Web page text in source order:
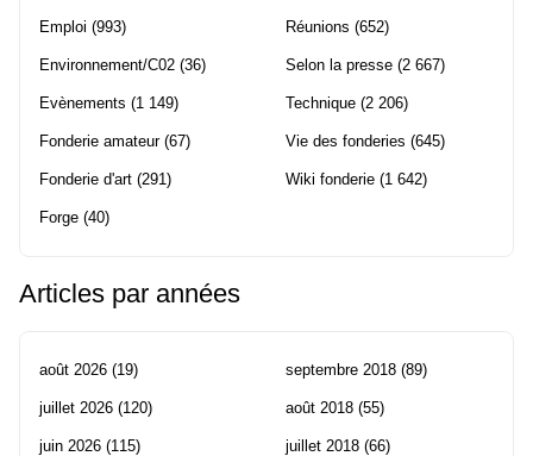
Emploi (993)
Environnement/C02 (36)
Evènements (1 149)
Fonderie amateur(67)
Fonderie d'art (291)
Forge (40)
Réunions (652)
Selon la presse (2 667)
Technique (2 206)
Vie des fonderies (645)
Wiki fonderie (1 642)
Articles par années
août 2026 (19)
juillet 2026 (120)
juin 2026 (115)
septembre 2018 (89)
août 2018 (55)
juillet 2018 (66)